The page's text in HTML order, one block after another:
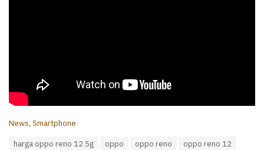
C
News, Smartphone
harga oppo reno 12 5g oppo oppo reno
oppo reno 12